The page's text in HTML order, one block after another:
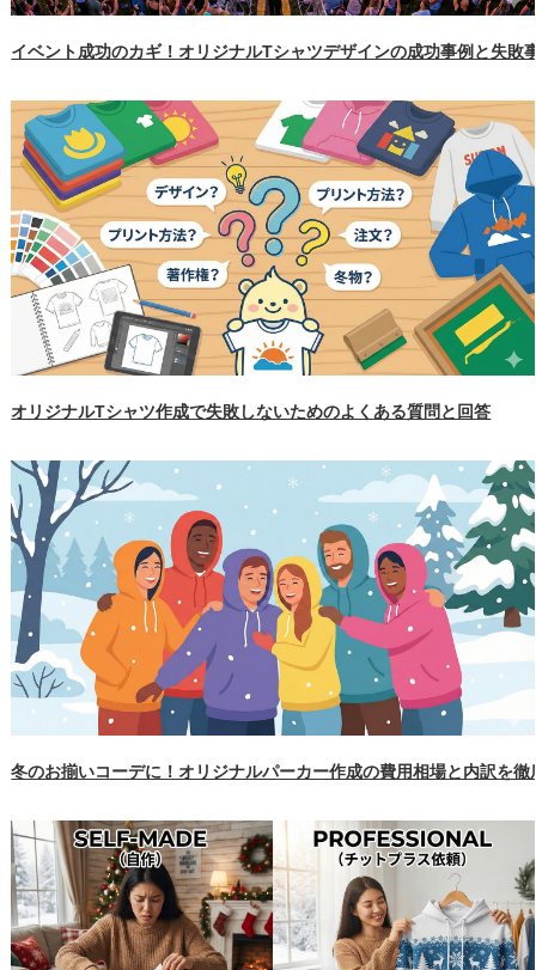
イベント成功のカギ！オリジナルTシャツデザインの成功事例と失敗
オリジナルTシャツ作成で失敗しないためのよくある質問と回答
冬のお揃いコーデに！オリジナルパーカー作成の費用相場と内訳を徹